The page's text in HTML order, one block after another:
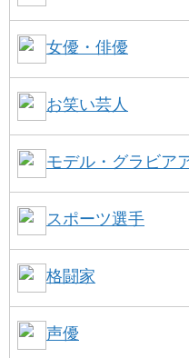
女優・俳優
お笑い芸人
モデル・グラビア
スポーツ選手
格闘家
声優